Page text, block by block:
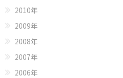
2010年
2009年
2008年
2007年
2006年